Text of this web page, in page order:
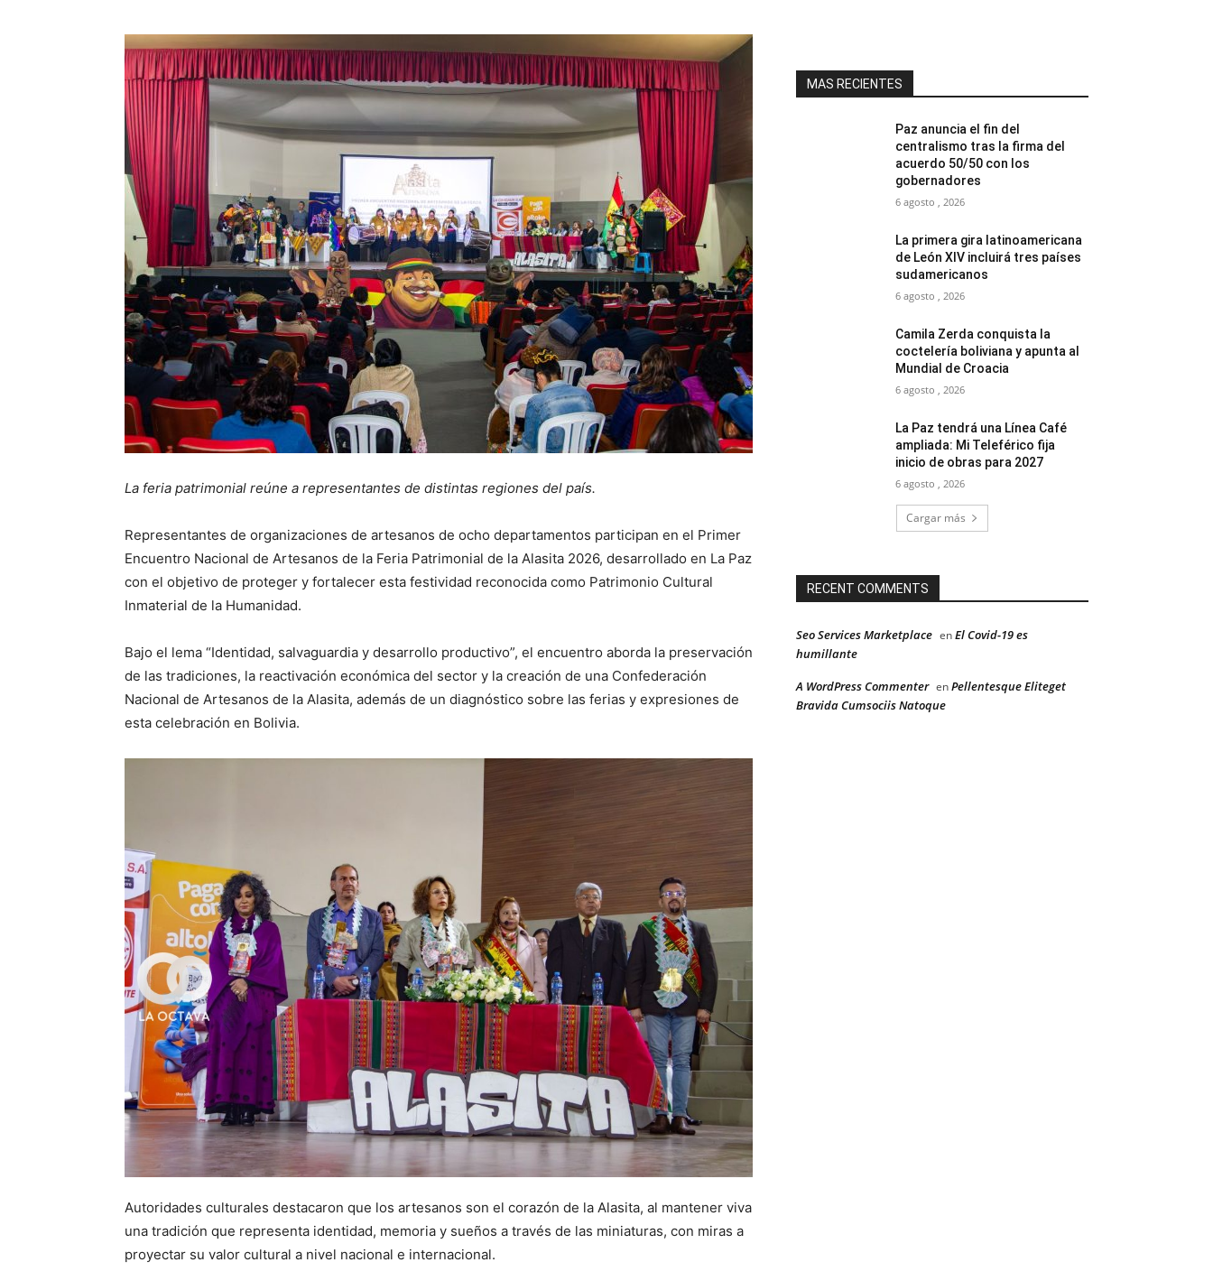
La feria patrimonial reúne a representantes de distintas regiones del país.
Representantes de organizaciones de artesanos de ocho departamentos participan en el Primer
Encuentro Nacional de Artesanos de la Feria Patrimonial de la Alasita 2026, desarrollado en La Paz
con el objetivo de proteger y fortalecer esta festividad reconocida como Patrimonio Cultural
Inmaterial de la Humanidad.
Bajo el lema “Identidad, salvaguardia y desarrollo productivo”, el encuentro aborda la preservación
de las tradiciones, la reactivación económica del sector y la creación de una Confederación
Nacional de Artesanos de la Alasita, además de un diagnóstico sobre las ferias y expresiones de
esta celebración en Bolivia.
Autoridades culturales destacaron que los artesanos son el corazón de la Alasita, al mantener viva
una tradición que representa identidad, memoria y sueños a través de las miniaturas, con miras a
proyectar su valor cultural a nivel nacional e internacional.
MAS RECIENTES
Paz anuncia el fin del
centralismo tras la firma del
acuerdo 50/50 con los
gobernadores
6 agosto , 2026
La primera gira latinoamericana
de León XIV incluirá tres países
sudamericanos
6 agosto , 2026
Camila Zerda conquista la
coctelería boliviana y apunta al
Mundial de Croacia
6 agosto , 2026
La Paz tendrá una Línea Café
ampliada: Mi Teleférico fija
inicio de obras para 2027
6 agosto , 2026
Cargar más
RECENT COMMENTS
Seo Services Marketplace enEl Covid-19 es
humillante
A WordPress Commenter enPellentesque Eliteget
Bravida Cumsociis Natoque